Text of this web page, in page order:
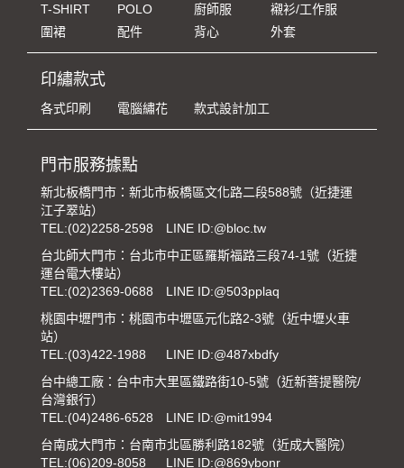
T-SHIRT POLO 廚師服
襯衫/工作服
圍裙
配件 背心 外套
印繡款式
各式印刷 電腦繡花 款式設計加工
門市服務據點
新北板橋門市：新北市板橋區文化路二段588號（近捷運
江子翠站）
TEL:(02)2258-2598
LINE ID:@bloc.tw
台北師大門市：台北市中正區羅斯福路三段74-1號（近捷
運台電大樓站）
TEL:(02)2369-0688
LINE ID:@503pplaq
桃園中壢門市：桃園市中壢區元化路2-3號（近中壢火車
站）
TEL:(03)422-1988
LINE ID:@487xbdfy
台中總工廠：台中市大里區鐵路街10-5號（近新菩提醫院/
台灣銀行）
TEL:(04)2486-6528
LINE ID:@mit1994
台南成大門市：台南市北區勝利路182號（近成大醫院）
TEL:(06)209-8058 LINE ID:@869ybonr